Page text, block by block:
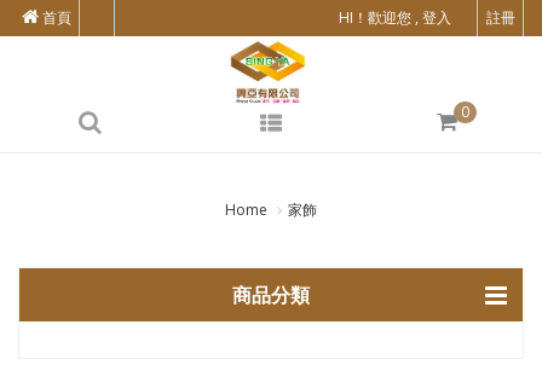
HI！歡迎您 , 登入 註冊
首頁
0
Home 家飾
商品分類